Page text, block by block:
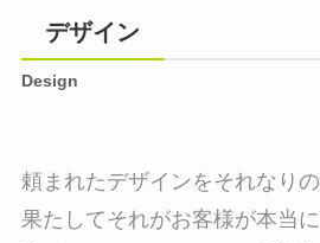
デザイン
Design
頼まれたデザインをそれなり
果たしてそれがお客様が本当